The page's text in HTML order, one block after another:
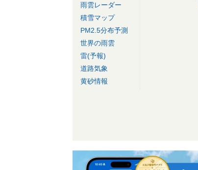
雨雲レーダー
積雪マップ
PM2.5分布予測
世界の雨雲
雷(予報)
道路気象
黄砂情報